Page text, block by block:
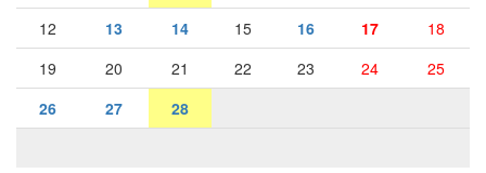
12
13 14 15 16 17
18
19
20 21 22 23 24
25
26
27 28